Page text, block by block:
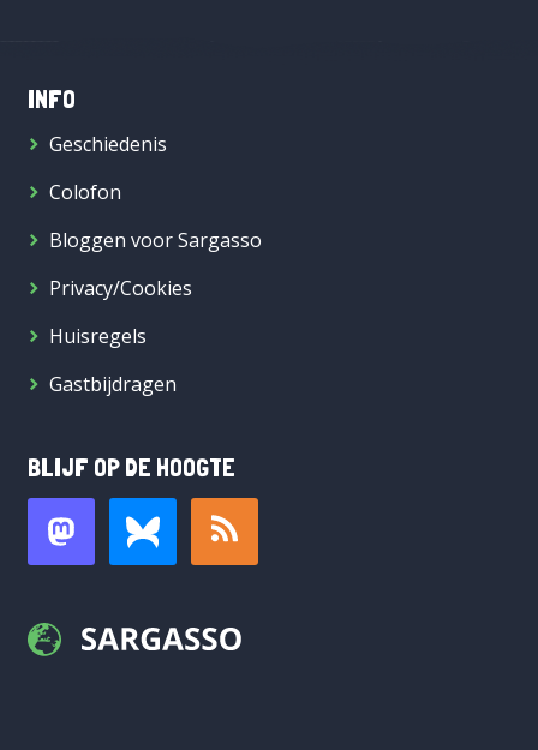
INFO
Geschiedenis
Colofon
Bloggen voor Sargasso
Privacy/Cookies
Huisregels
Gastbijdragen
BLIJF OP DE HOOGTE